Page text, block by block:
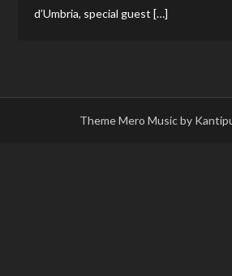
d’Umbria, special guest […]
Theme Mero Music by